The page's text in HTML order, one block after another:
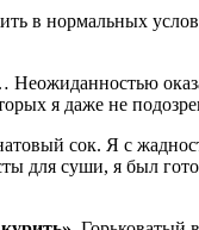
в нормальных
я даже не
сок. Я с
для суши, я был